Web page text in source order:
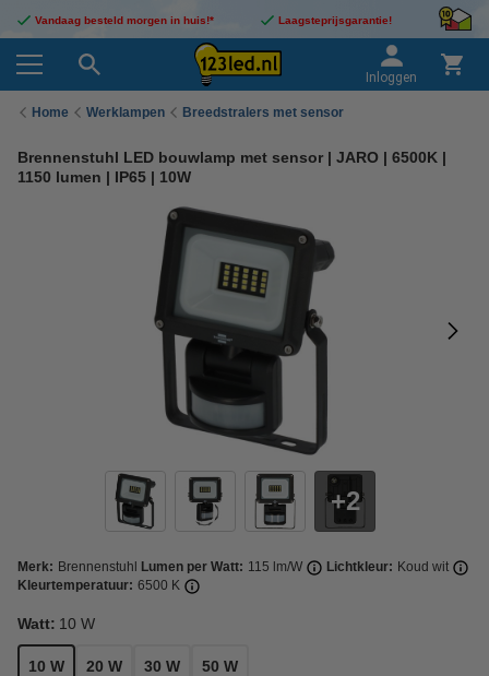
Vandaag besteld morgen in huis!* Laagsteprijsgarantie!
Inloggen
Home Werklampen Breedstralers met sensor
Brennenstuhl LED bouwlamp met sensor | JARO | 6500K |
1150 lumen | IP65 | 10W
2
Merk: Brennenstuhl Lumen per Watt: 115 lm/W Lichtkleur: Koud wit
Kleurtemperatuur: 6500 K
Watt: 10 W
10 W 20 W 30 W 50 W